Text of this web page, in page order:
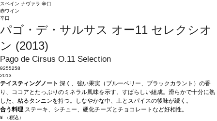
スペイン ナヴァラ 辛口
赤ワイン
辛口
パゴ・デ・サルサス オー11 セレクシオ
ン (2013)
Pago de Cirsus O.11 Selection
9255258
2013
テイスティングノート 深く、強い果実（ブルーベリー、ブラックカラント）の香
り、ココアとたっぷりのミネラル風味を示す。すばらしい組成。滑らかで十分に熟
した、粘るタンニンを持つ。しなやかな中、土とスパイスの後味が続く。
合う料理 ステーキ、シチュー、硬化チーズとチョコレートなど好相性。
¥
（税込）